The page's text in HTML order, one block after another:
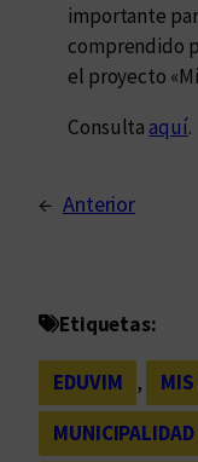
importante
comprendido
el proyecto
Consulta aquí.
← Anterior
Etiquetas:
EDUVIM , MIS